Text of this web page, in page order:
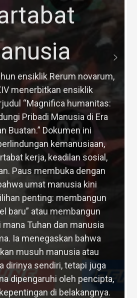
ensiklik Rerum novarum,
menerbitkan ensiklik
“Magnifica humanitas:
Pribadi Manusia di Era
Buatan.” Dokumen ini
kemanusiaan,
kerja, keadilan sosial,
Paus membuka dengan
umat manusia kini
penting: membangun
baru” atau membangun
Tuhan dan manusia
Ia menegaskan bahwa
musuh manusia atau
dirinya sendiri, tetapi juga
dipengaruhi oleh pencipta,
di belakangnya.